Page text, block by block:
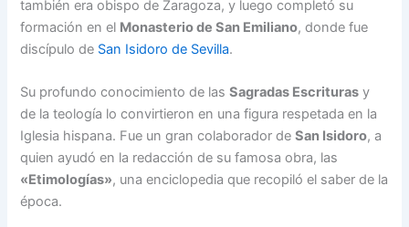
también era obispo de Zaragoza, y luego completó su
formación en el Monasterio de San Emiliano, donde fue
discípulo de San Isidoro de Sevilla.
Su profundo conocimiento de lasSagradas Escrituras y
de la teología lo convirtieron en una figura respetada en la
Iglesia hispana. Fue un gran colaborador deSan Isidoro, a
quien ayudó en la redacción de su famosa obra, las
«Etimologías», una enciclopedia que recopiló el saber de la
época.